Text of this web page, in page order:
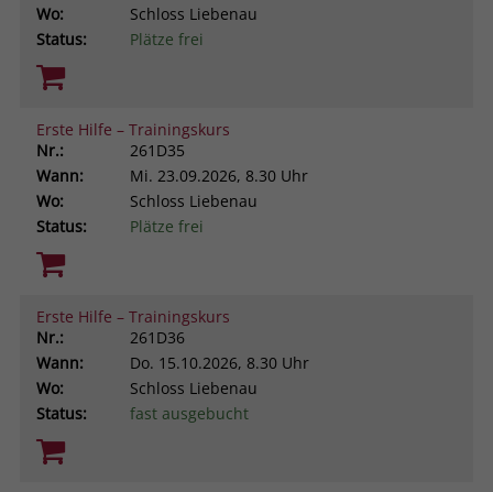
Wo:
Schloss Liebenau
Status:
Plätze frei
Erste Hilfe – Trainingskurs
Nr.:
261D35
Wann:
Mi. 23.09.2026, 8.30 Uhr
Wo:
Schloss Liebenau
Status:
Plätze frei
Erste Hilfe – Trainingskurs
Nr.:
261D36
Wann:
Do. 15.10.2026, 8.30 Uhr
Wo:
Schloss Liebenau
Status:
fast ausgebucht